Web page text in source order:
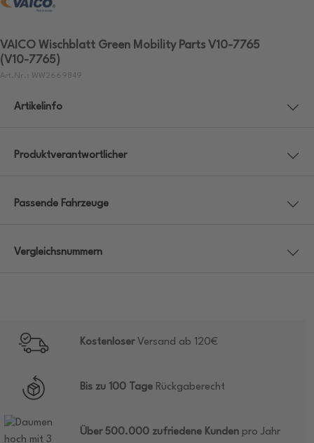
VAICO Wischblatt Green Mobility Parts V10-7765
(V10-7765)
Art.Nr.: WW2669849
Artikelinfo
Produktverantwortlicher
Passende Fahrzeuge
Vergleichsnummern
KostenloserVersand ab 120€
Bis zu 100 Tage Rückgaberecht
Über 500.000 zufriedene Kunden pro Jahr